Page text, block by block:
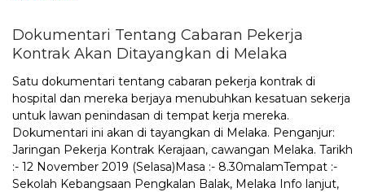
Dokumentari Tentang Cabaran Pekerja
Kontrak Akan Ditayangkan di Melaka
Satu dokumentari tentang cabaran pekerja kontrak di
hospital dan mereka berjaya menubuhkan kesatuan sekerja
untuk lawan penindasan di tempat kerja mereka.
Dokumentari ini akan di tayangkan di Melaka. Penganjur:
Jaringan Pekerja Kontrak Kerajaan, cawangan Melaka. Tarikh
:- 12 November 2019 (Selasa)Masa :- 8.30malamTempat :-
Sekolah Kebangsaan Pengkalan Balak, Melaka Info lanjut,